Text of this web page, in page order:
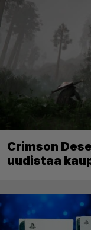
Crimson